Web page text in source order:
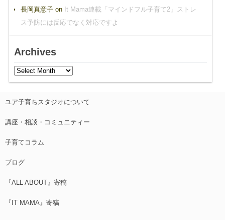
長岡真意子on It Mama連載「マインドフル子育て2」ストレ
ス予防には反応でなく対応ですよ
Archives
ユア子育ちスタジオについて
講座・相談・コミュニティー
子育てコラム
ブログ
『ALL ABOUT』寄稿
『IT MAMA』寄稿